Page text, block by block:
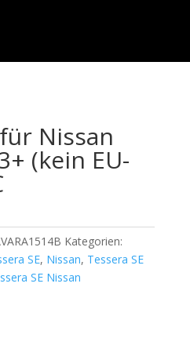
Nissan
(kein EU-
Kategorien:
SE, Nissan, Tessera SE
SE Nissan